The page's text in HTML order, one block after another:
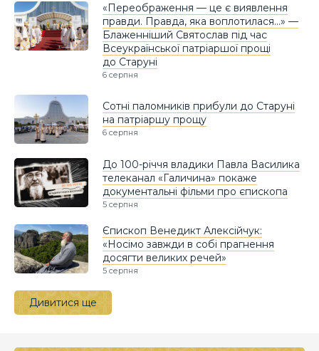
«Переображення — це є виявлення
правди. Правда, яка воплотилася…» —
Блаженніший Святослав під час
Всеукраїнської патріаршої прощі
до Старуні
6 серпня
Сотні паломників прибули до Старуні
на патріаршу прощу
6 серпня
До 100-річчя владики Павла Василика
телеканал «Галичина» покаже
документальні фільми про єпископа
5 серпня
Єпископ Венедикт Алексійчук:
«Носімо завжди в собі прагнення
досягти великих речей»
5 серпня
Дивитися ще